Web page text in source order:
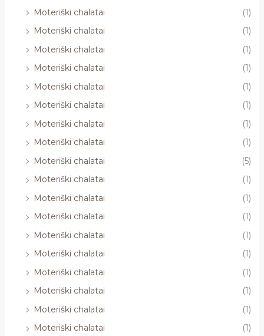
Moteriški chalatai
(1)
Moteriški chalatai
(1)
Moteriški chalatai
(1)
Moteriški chalatai
(1)
Moteriški chalatai
(1)
Moteriški chalatai
(1)
Moteriški chalatai
(1)
Moteriški chalatai
(1)
Moteriški chalatai
(5)
Moteriški chalatai
(1)
Moteriški chalatai
(1)
Moteriški chalatai
(1)
Moteriški chalatai
(1)
Moteriški chalatai
(1)
Moteriški chalatai
(1)
Moteriški chalatai
(1)
Moteriški chalatai
(1)
Moteriški chalatai
(1)